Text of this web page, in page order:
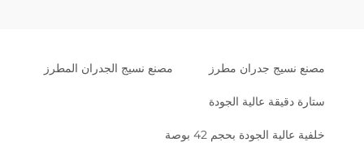
مصنع نسيج جدران مطرز مصنع نسيج الجدران المطرز
ستارة دقيقة عالية الجودة
خلفية عالية الجودة بحجم 42 بوصة